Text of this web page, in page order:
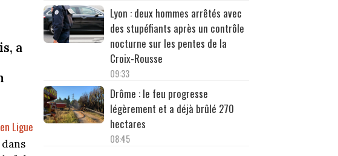
a
Ligue
Lyon : deux hommes arrêtés avec
des stupéfiants après un contrôle
nocturne sur les pentes de la
Croix-Rousse
09:33
Drôme : le feu progresse
légèrement et a déjà brûlé 270
hectares
08:45